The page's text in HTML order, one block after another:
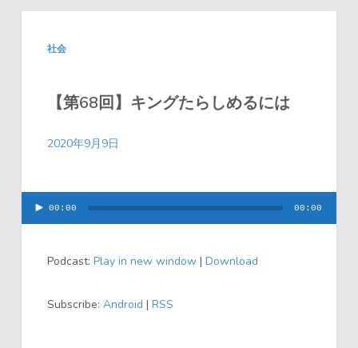
社会
【第68回】キングたらしめるには
2020年9月9日
00:00 00:00
Podcast: Play in new window| Download
Subscribe: Android | RSS